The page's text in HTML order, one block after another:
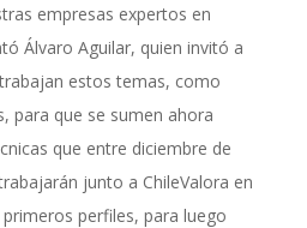
empresas expertos en
Álvaro Aguilar, quien invitó a
estos temas, como
para que se sumen ahora
que entre diciembre de
junto a ChileValora en
perfiles, para luego